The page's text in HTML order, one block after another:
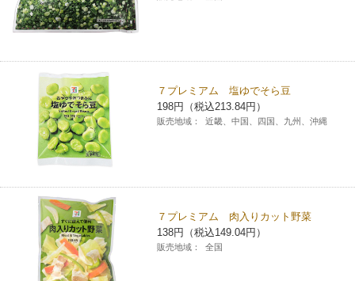
７プレミアム 塩ゆでそら豆
198円（税込213.84円）
販売地域： 近畿、中国、四国、九州、沖縄
７プレミアム 肉入りカット野菜
138円（税込149.04円）
販売地域： 全国